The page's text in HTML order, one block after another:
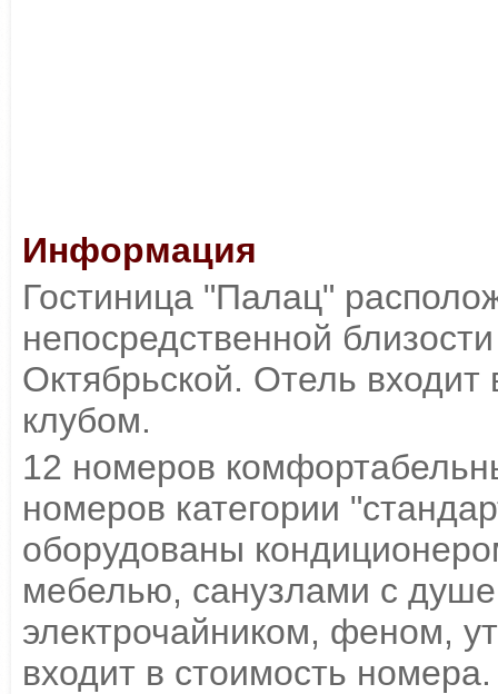
Информация
Гостиница "Палац"
непосредственной
Октябрьской. Отель
клубом.
12 номеров
номеров категории
оборудованы
мебелью, санузлами с
электрочайником, феном,
входит в стоимость номера.